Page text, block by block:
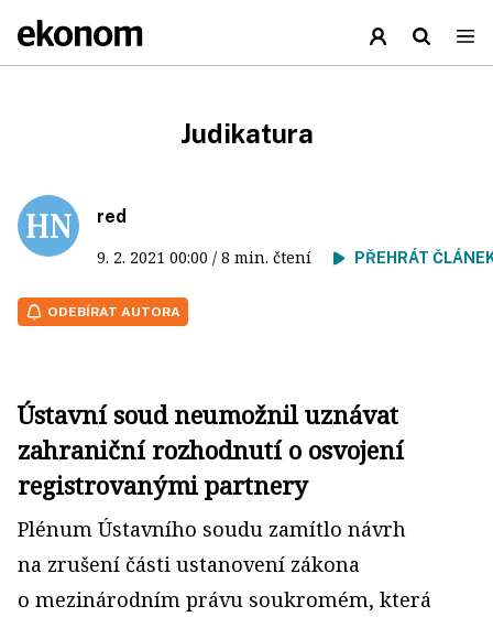
Judikatura
red
9. 2. 2021 00:00 / 8 min. čtení PŘEHRÁT
ODEBÍRAT AUTORA
Ústavní soud neumožnil uznávat
zahraniční rozhodnutí o osvojení
registrovanými partnery
Plénum Ústavního soudu zamítlo návrh
na zrušení části ustanovení zákona
o mezinárodním právu soukromém, která